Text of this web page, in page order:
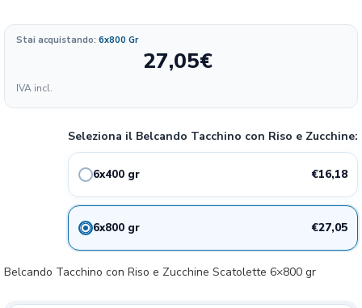
Stai acquistando: 6x800 Gr
27,05€
IVA incl.
Seleziona il Belcando Tacchino con Riso e Zucchine:
6x400 gr €16,18
6x800 gr €27,05
Formato
6x400gr
6x800gr 22% 27.05€
€/KG
Belcando Tacchino con Riso e Zucchine Scatolette 6×800 gr